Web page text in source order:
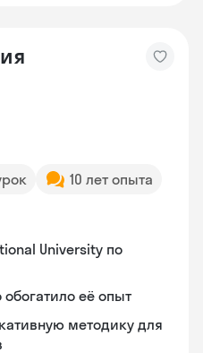
10 лет опыта
University по
обогатило её опыт
методику для